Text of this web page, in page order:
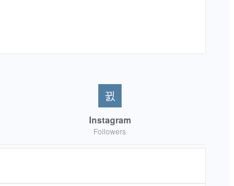
Instagram
Followers